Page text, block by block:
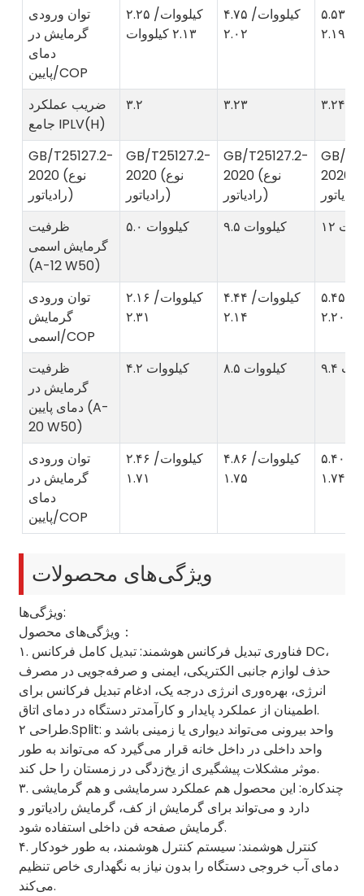
توان ورودی
گرمایش در
دمای
پایین/COP
۲.۲۵ کیلووات/
۲.۱۳ کیلووات
۴.۷۵ کیلووات/
۲.۰۲
۵.۵۳ کیلووات/
۲.۱۹
ضریب عملکرد
جامع IPLV(H)
۳.۲ ۳.۲۳ ۳.۲۴
GB/T25127.2-
2020 (نوع
رادیاتور)
GB/T25127.2-
2020 (نوع
رادیاتور)
GB/T25127.2-
2020 (نوع
رادیاتور)
GB/
2020 (نوع
ظرفیت
گرمایش اسمی
(A-12 W50)
۵.۰ کیلووات ۹.۵ کیلووات
توان ورودی
گرمایش
اسمی/COP
۲.۱۶ کیلووات/
۲.۳۱
۴.۴۴ کیلووات/
۲.۱۴
۵.۴۵ کیلووات/
۲.۲۰
ظرفیت
گرمایش در
دمای پایین (A-
20 W50)
۴.۲ کیلووات ۸.۵ کیلووات
توان ورودی
گرمایش در
دمای
پایین/COP
۲.۴۶ کیلووات/
۱.۷۱
۴.۸۶ کیلووات/
۱.۷۵
۵.۴۰ کیلووات/
۱.۷۴
ویژگی‌های محصولات
ویژگی‌ها:
ویژگی‌های محصول：
۱. فناوری تبدیل فرکانس هوشمند: تبدیل کامل فرکانس DC،
حذف لوازم جانبی الکتریکی، ایمنی و صرفه‌جویی در مصرف
انرژی، بهره‌وری انرژی درجه یک، ادغام تبدیل فرکانس برای
اطمینان از عملکرد پایدار و کارآمدتر دستگاه در دمای اتاق.
طراحی ۲.Split: واحد بیرونی می‌تواند دیواری یا زمینی باشد و
واحد داخلی در داخل خانه قرار می‌گیرد که می‌تواند به طور
موثر مشکلات پیشگیری از یخ‌زدگی در زمستان را حل کند.
۳. چندکاره: این محصول هم عملکرد سرمایشی و هم گرمایشی
دارد و می‌تواند برای گرمایش از کف، گرمایش رادیاتور و
گرمایش صفحه فن داخلی استفاده شود.
۴. کنترل هوشمند: سیستم کنترل هوشمند، به طور خودکار
دمای آب خروجی دستگاه را بدون نیاز به نگهداری خاص تنظیم
می‌کند.